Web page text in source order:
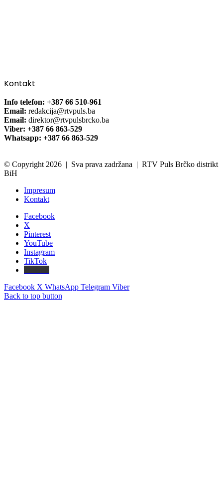
Kontakt
Info telefon: +387 66 510-961
Email: redakcija@rtvpuls.ba
Email: direktor@rtvpulsbrcko.ba
Viber: +387 66 863-529
Whatsapp: +387 66 863-529
© Copyright 2026 | Sva prava zadržana | RTV Puls Brčko distrikt
BiH
Impresum
Kontakt
Facebook
X
Pinterest
YouTube
Instagram
TikTok
Facebook X WhatsApp Telegram Viber
Back to top button